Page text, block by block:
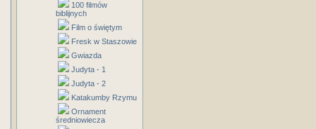
100 filmów
biblijnych
Film o świętym
Fresk w Staszowie
Gwiazda
Judyta - 1
Judyta - 2
Katakumby Rzymu
Ornament
średniowiecza